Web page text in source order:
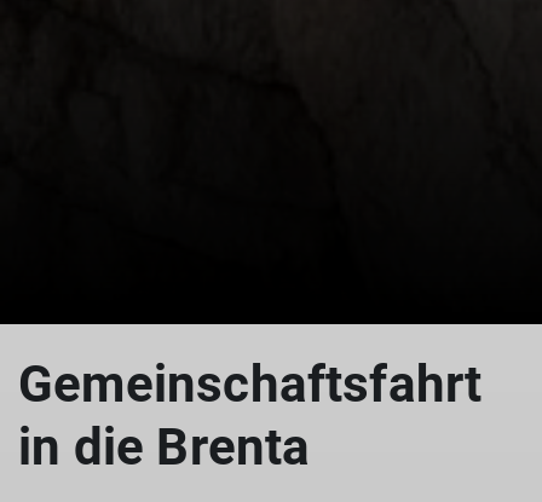
Gemeinschaftsfahrt
in die Brenta